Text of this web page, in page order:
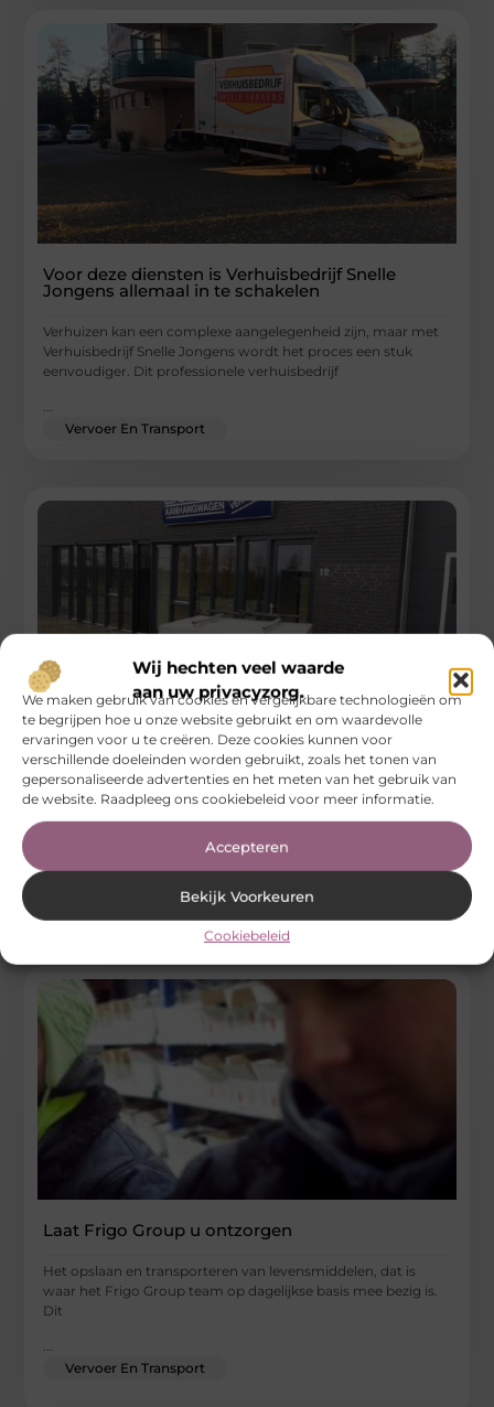
Wij hechten veel waarde
aan uw privacyzorg.
We maken gebruik van cookies en vergelijkbare technologieën om
te begrijpen hoe u onze website gebruikt en om waardevolle
ervaringen voor u te creëren. Deze cookies kunnen voor
verschillende doeleinden worden gebruikt, zoals het tonen van
gepersonaliseerde advertenties en het meten van het gebruik van
de website. Raadpleeg ons cookiebeleid voor meer informatie.
Accepteren
Bekijk Voorkeuren
Cookiebeleid
Voor deze diensten is Verhuisbedrijf Snelle
Jongens allemaal in te schakelen
Verhuizen kan een complexe aangelegenheid zijn, maar met
Verhuisbedrijf Snelle Jongens wordt het proces een stuk
eenvoudiger. Dit professionele verhuisbedrijf
...
Vervoer En Transport
Ruime keuze aanhangwagens bij JobCar in
Etten-Leur
Bent u op zoek naar een ruim assortiment aanhangwagens
Laat Frigo Group u ontzorgen
Het opslaan en transporteren van levensmiddelen, dat is
waar het Frigo Group team op dagelijkse basis mee bezig is.
Dit
Vervoer En Transport